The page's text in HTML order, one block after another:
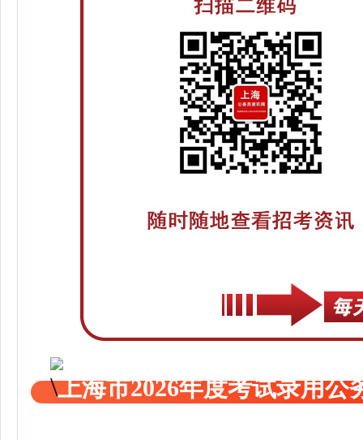
上海市2026年度考试录用公